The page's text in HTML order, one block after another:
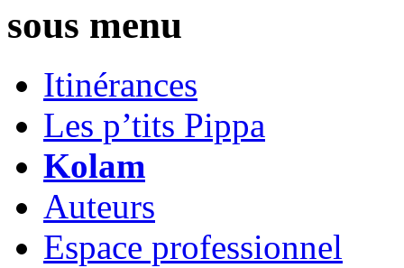
sous menu
Itinérances
Les p’tits Pippa
Kolam
Auteurs
Espace professionnel